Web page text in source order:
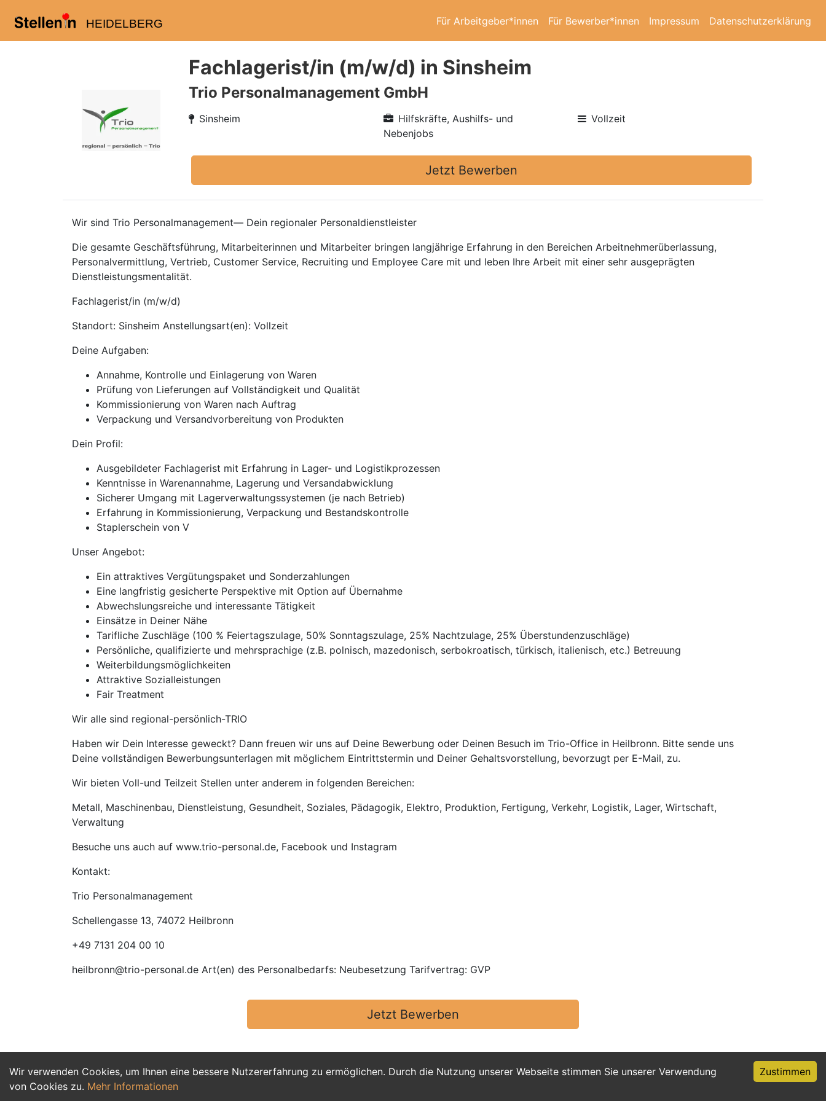
HEIDELBERG Für Arbeitgeber*innen Für Bewerber*innen Impressum Datenschutzerklärung
Wir verwenden Cookies, um Ihnen eine bessere Nutzererfahrung zu ermöglichen. Durch die Nutzung unserer Webseite stimmen Sie unserer Verwendung
von Cookies zu. Mehr Informationen
Zustimmen
Fachlagerist/in (m/w/d) in Sinsheim
Trio Personalmanagement GmbH
Sinsheim
Hilfskräfte, Aushilfs- und
Nebenjobs
Vollzeit
Jetzt Bewerben
Wir sind Trio Personalmanagement— Dein regionaler Personaldienstleister
Die gesamte Geschäftsführung, Mitarbeiterinnen und Mitarbeiter bringen langjährige Erfahrung in den Bereichen Arbeitnehmerüberlassung,
Personalvermittlung, Vertrieb, Customer Service, Recruiting und Employee Care mit und leben Ihre Arbeit mit einer sehr ausgeprägten
Dienstleistungsmentalität.
Fachlagerist/in (m/w/d)
Standort: Sinsheim Anstellungsart(en): Vollzeit
Deine Aufgaben:
Annahme, Kontrolle und Einlagerung von Waren
Prüfung von Lieferungen auf Vollständigkeit und Qualität
Kommissionierung von Waren nach Auftrag
Verpackung und Versandvorbereitung von Produkten
Dein Profil:
Ausgebildeter Fachlagerist mit Erfahrung in Lager- und Logistikprozessen
Kenntnisse in Warenannahme, Lagerung und Versandabwicklung
Sicherer Umgang mit Lagerverwaltungssystemen (je nach Betrieb)
Erfahrung in Kommissionierung, Verpackung und Bestandskontrolle
Staplerschein von V
Unser Angebot:
Ein attraktives Vergütungspaket und Sonderzahlungen
Eine langfristig gesicherte Perspektive mit Option auf Übernahme
Abwechslungsreiche und interessante Tätigkeit
Einsätze in Deiner Nähe
Tarifliche Zuschläge (100 % Feiertagszulage, 50% Sonntagszulage, 25% Nachtzulage, 25% Überstundenzuschläge)
Persönliche, qualifizierte und mehrsprachige (z.B. polnisch, mazedonisch, serbokroatisch, türkisch, italienisch, etc.) Betreuung
Weiterbildungsmöglichkeiten
Attraktive Sozialleistungen
Fair Treatment
Wir alle sind regional-persönlich-TRIO
Haben wir Dein Interesse geweckt? Dann freuen wir uns auf Deine Bewerbung oder Deinen Besuch im Trio-Office in Heilbronn. Bitte sende uns
Deine vollständigen Bewerbungsunterlagen mit möglichem Eintrittstermin und Deiner Gehaltsvorstellung, bevorzugt per E-Mail, zu.
Wir bieten Voll-und Teilzeit Stellen unter anderem in folgenden Bereichen:
Metall, Maschinenbau, Dienstleistung, Gesundheit, Soziales, Pädagogik, Elektro, Produktion, Fertigung, Verkehr, Logistik, Lager, Wirtschaft,
Verwaltung
Besuche uns auch auf www.trio-personal.de, Facebook und Instagram
Kontakt:
Trio Personalmanagement
Schellengasse 13, 74072 Heilbronn
+49 7131 204 00 10
heilbronn@trio-personal.de Art(en) des Personalbedarfs: Neubesetzung Tarifvertrag: GVP
Jetzt Bewerben